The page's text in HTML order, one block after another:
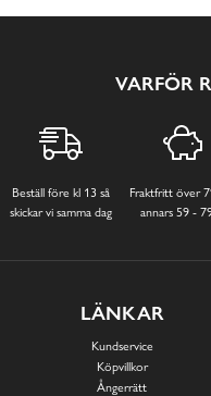
VARFÖR
Beställ före kl 13 så
skickar vi samma dag
Fraktfritt över
annars 59 -
LÄNKAR
Kundservice
Köpvillkor
Ångerrätt